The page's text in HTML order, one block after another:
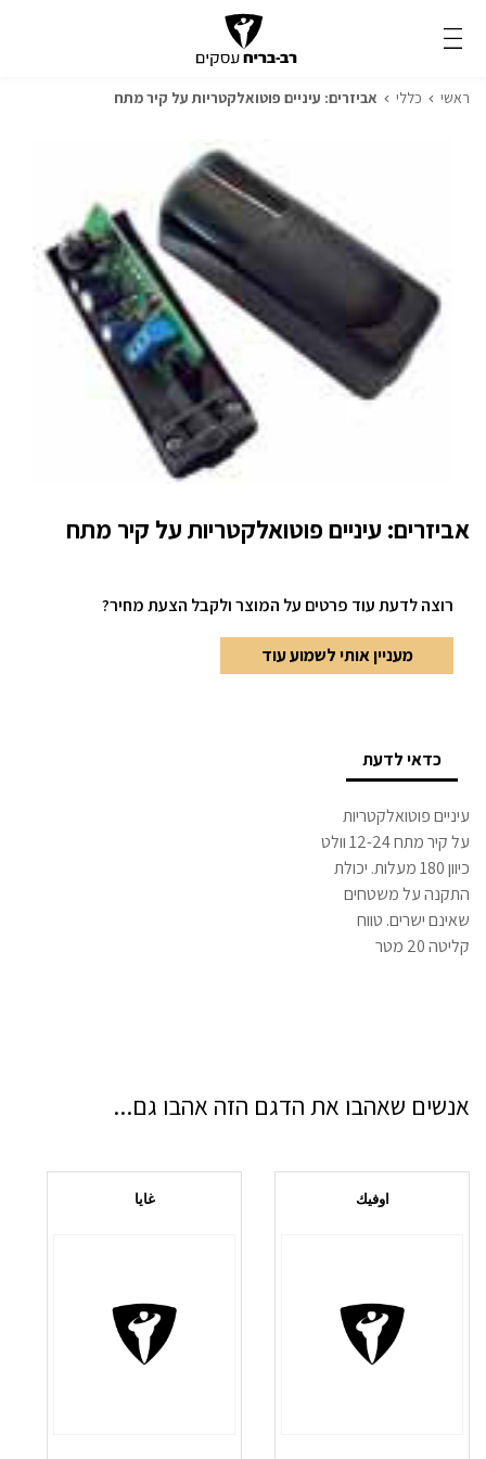
ראשי כללי אביזרים: עיניים פוטואלקטריות על קיר מתח
אביזרים: עיניים פוטואלקטריות על קיר מתח
רוצה לדעת עוד פרטים על המוצר ולקבל הצעת מחיר?
מעניין אותי לשמוע עוד
כדאי לדעת
עיניים פוטואלקטריות
על קיר מתח 12-24 וולט
כיוון 180 מעלות. יכולת
התקנה על משטחים
שאינם ישרים. טווח
קליטה 20 מטר
אנשים שאהבו את הדגם הזה אהבו גם...
اوفيك غايا